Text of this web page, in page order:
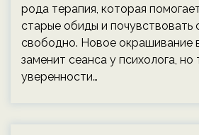
рода терапия, которая
старые обиды и почувствовать
свободно. Новое окрашивание
заменит сеанса у психолога, но
уверенности…